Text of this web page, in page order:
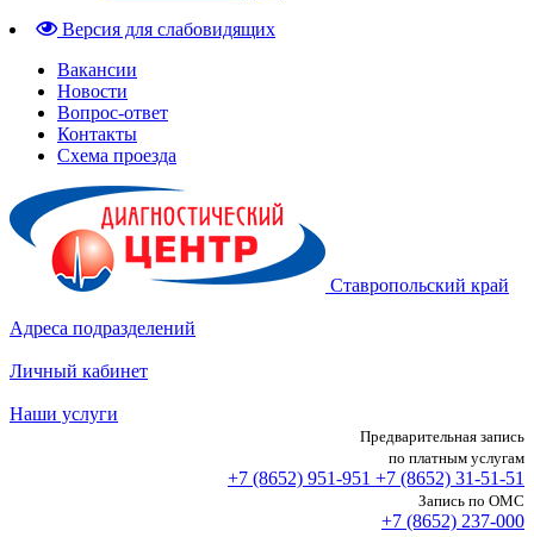
Версия для слабовидящих
Вакансии
Новости
Вопрос-ответ
Контакты
Схема проезда
Ставропольский край
Адреса подразделений
Личный кабинет
Наши услуги
Предварительная запись
по платным услугам
+7 (8652) 951-951 +7 (8652) 31-51-51
Запись по ОМС
+7 (8652) 237-000